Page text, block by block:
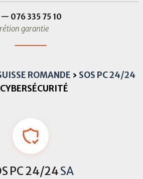
076 335 75 10
garantie
ROMANDE › SOS PC 24/24
CYBERSÉCURITÉ
PC 24/24SA